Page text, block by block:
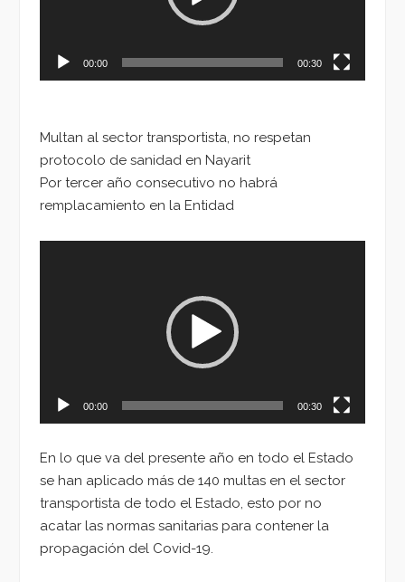
00:00 00:30
Multan al sector transportista, no respetan
protocolo de sanidad en Nayarit
Por tercer año consecutivo no habrá
remplacamiento en la Entidad
00:00 00:30
En lo que va del presente año en todo el Estado
se han aplicado más de 140 multas en el sector
transportista de todo el Estado, esto por no
acatar las normas sanitarias para contener la
propagación del Covid-19.